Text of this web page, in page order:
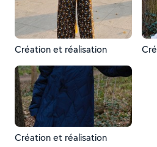
Création et réalisation
Création et réalisation